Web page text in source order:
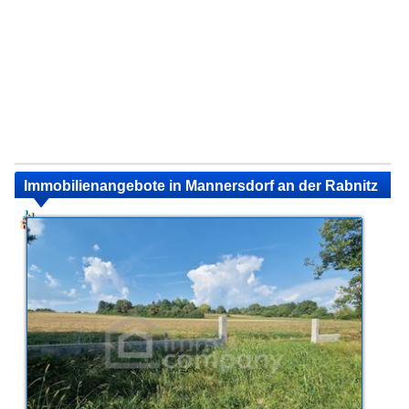
Immobilienangebote in Mannersdorf an der Rabnitz